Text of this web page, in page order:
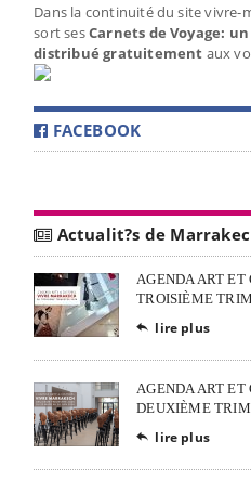
Dans la continuité du site vivre-
sort sesCarnets de Voyage:
distribué gratuitement aux
FACEBOOK
Actualit?s de
AGENDA ART
TROISIÈME
 lire plus
AGENDA ART
DEUXIÈME
 lire plus